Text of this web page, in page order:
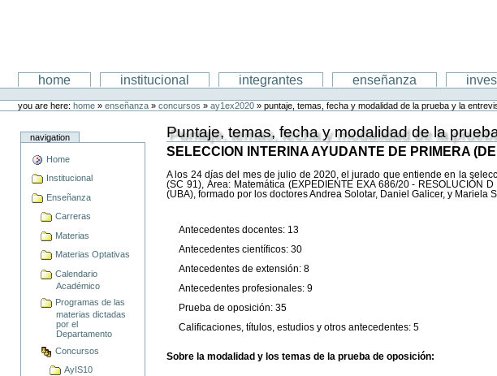
Departamento de Matematica
home institucional integrantes enseñanza
toolsyou are here: home » enseñanza »concursos »ay1ex2020 »puntaje, temas, fecha y modalidad de la prueba y la
navigation
Home
Institucional
Enseñanza
Carreras
Materias
Materias Optativas
Calendario
Académico
Programas de las
materias dictadas
por el
Departamento
Concursos
AyIS10
Puntaje, temas, fecha y modalidad de la
SELECCION INTERINA AYUDANTE DE PRIMERA
A los 24 días del mes de julio de 2020, el jurado que entiende en la
(SC 91), Área: Matemática (EXPEDIENTE EXA 686/20 - RESOLUCIÓN
(UBA), formado por los doctores Andrea Solotar, Daniel Galicer, y Mariela
Antecedentes docentes: 13
Antecedentes científicos: 30
Antecedentes de extensión: 8
Antecedentes profesionales: 9
Prueba de oposición: 35
Calificaciones, títulos, estudios y otros antecedentes: 5
Sobre la modalidad y los temas de la prueba de oposición: